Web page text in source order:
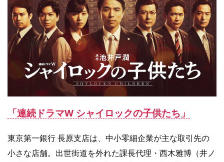
「連続ドラマW シャイロックの子供たち」
東京第一銀行 長原支店は、中小零細企業が主な取引先の
小さな店舗。出世街道を外れた課長代理・西木雅博（井ノ